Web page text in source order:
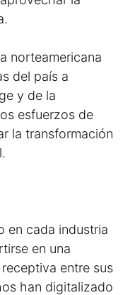
norteamericana
del país a
y de la
esfuerzos de
la transformación
en cada industria
en una
entre sus
han digitalizado